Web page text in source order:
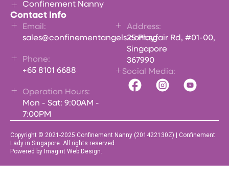
Confinement Nanny
Contact Info
Email:
sales@confinementangels.com.sg
Phone:
+65 8101 6688
Operation Hours:
Mon - Sat: 9:00AM -
7:00PM
Address:
25 Playfair Rd, #01-00,
Singapore
367990
Social Media:
Copyright © 2021-2025 Confinement Nanny (201422130Z) | Confinement
Lady in Singapore. All rights reserved.
Powered by Imagint Web Design.